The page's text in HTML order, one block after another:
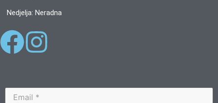
Nedjelja: Neradna